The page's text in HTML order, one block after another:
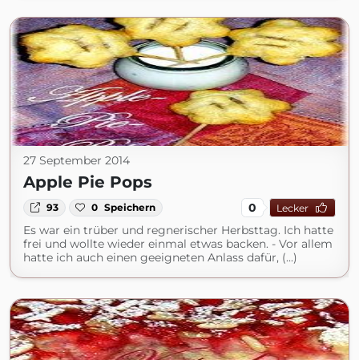
27 September 2014
Apple Pie Pops
93 0 Speichern 0 Lecker
Es war ein trüber und regnerischer Herbsttag. Ich hatte
frei und wollte wieder einmal etwas backen. - Vor allem
hatte ich auch einen geeigneten Anlass dafür, (...)